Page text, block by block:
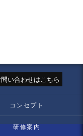
い合わせはこちら
コンセプト
研修案内